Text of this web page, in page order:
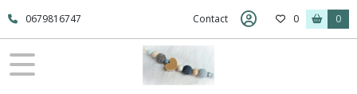
0679816747 Contact 0 0